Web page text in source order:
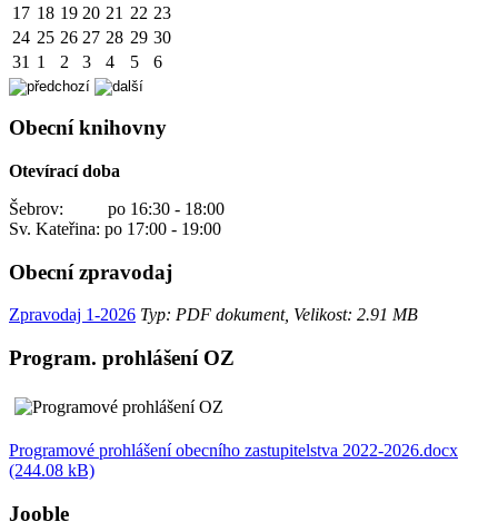
17 18 19 20 21 22 23
24 25 26 27 28 29 30
31 1 2 3 4 5 6
Obecní knihovny
Otevírací doba
Šebrov: po 16:30 - 18:00
Sv. Kateřina: po 17:00 - 19:00
Obecní zpravodaj
Zpravodaj 1-2026 Typ: PDF dokument, Velikost: 2.91 MB
Program. prohlášení OZ
Programové prohlášení obecního zastupitelstva 2022-2026.docx
(244.08 kB)
Jooble